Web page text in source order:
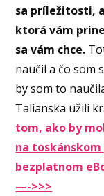
sa príležitosti,
ktorá vám
sa vám chce.
naučil a čo som
by som to
Talianska užili
tom, ako by
na
bezplatnom
—->>>